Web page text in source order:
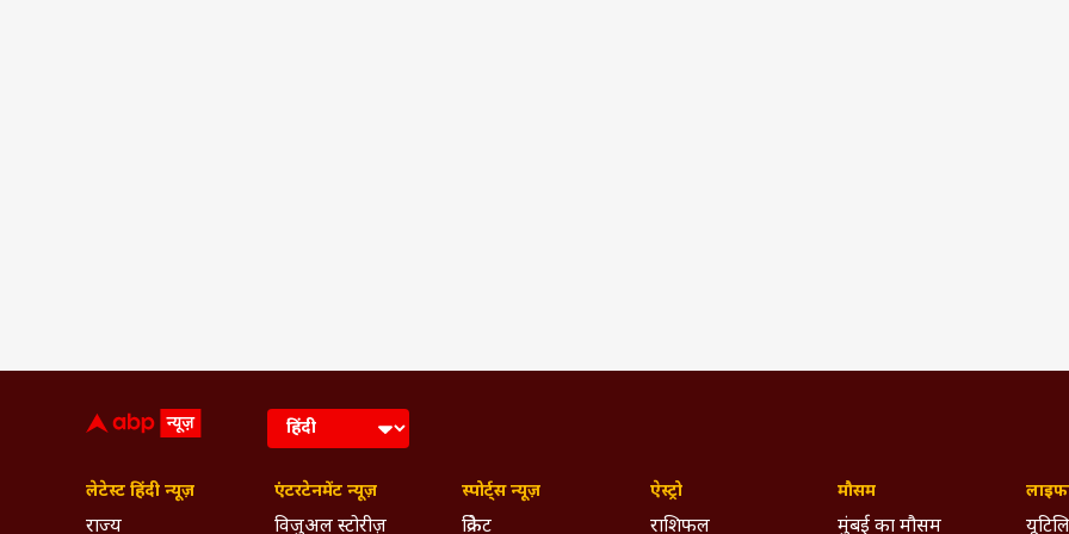
लेटेस्ट हिंदी न्यूज़
राज्य
एंटरटेनमेंट न्यूज़
विजुअल स्टोरीज़
स्पोर्ट्स न्यूज़
क्रिकेट
ऐस्ट्रो
राशिफल
मौसम
मुंबई का मौसम